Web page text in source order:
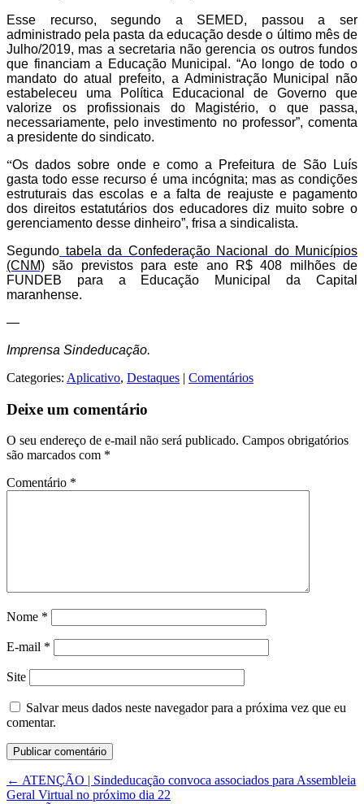
Esse recurso, segundo a SEMED, passou a ser
administrado pela pasta da educação desde o último mês de
Julho/2019, mas a secretaria não gerencia os outros fundos
que financiam a Educação Municipal. “Ao longo de todo o
mandato do atual prefeito, a Administração Municipal não
estabeleceu uma Política Educacional de Governo que
valorize os profissionais do Magistério, o que passa,
necessariamente, pelo investimento no professor”, comenta
a presidente do sindicato.
“Os dados sobre onde e como a Prefeitura de São Luís
gasta todo esse recurso é uma incógnita; mas as condições
estruturais das escolas e a falta de reajuste e pagamento
dos direitos estatutários dos educadores diz muito sobre o
gerenciamento desse dinheiro”, frisa a sindicalista.
Segundo tabela da Confederação Nacional do Municípios
(CNM) são previstos para este ano R$408 milhões de
FUNDEB para a Educação Municipal da Capital
maranhense.
—
Imprensa Sindeducação.
Categories: Aplicativo, Destaques | Comentários
Deixe um comentário
O seu endereço de e-mail não será publicado. Campos obrigatórios
são marcados com *
Comentário *
Nome *
E-mail *
Site
Salvar meus dados neste navegador para a próxima vez que eu
comentar.
← ATENÇÃO | Sindeducação convoca associados para Assembleia
Geral Virtual no próximo dia 22